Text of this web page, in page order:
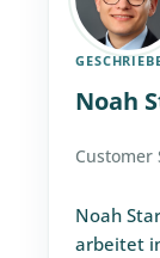
Noah
Customer
Noah
arbeitet